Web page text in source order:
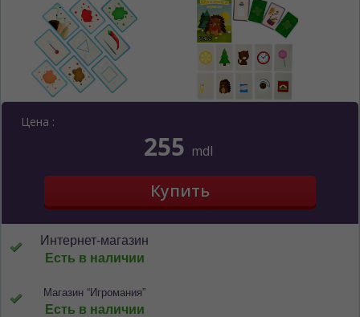
Цена :
255 mdl
Интернет-магазин
Есть в наличии
Магазин “Игромания”
Есть в наличии